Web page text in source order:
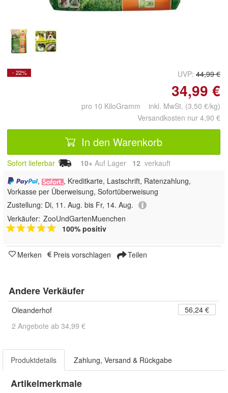
- 22% UVP: 44,99 €
34,99 €
pro 10 KiloGramm inkl. MwSt. (3,50 €/kg)
Versandkosten nur 4,90 €
In den Warenkorb
Sofort lieferbar 10+ Auf Lager 12 verkauft
,
, Kreditkarte, Lastschrift, Ratenzahlung,
Vorkasse per Überweisung, Sofortüberweisung
Zustellung: Di, 11. Aug. bis Fr, 14. Aug.
Verkäufer: ZooUndGartenMuenchen
100% positiv
Merken Preis vorschlagen Teilen
Andere Verkäufer
Oleanderhof
56,24 €
2 Angebote ab 34,99 €
Produktdetails Zahlung, Versand & Rückgabe
Artikelmerkmale